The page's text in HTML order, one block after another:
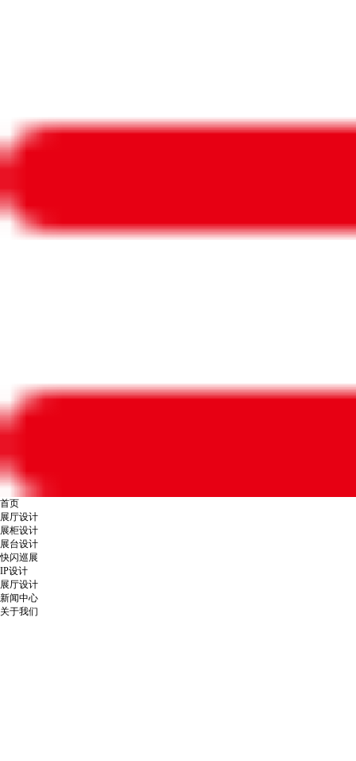
首页
展厅设计
展柜设计
展台设计
快闪巡展
IP设计
展厅设计
新闻中心
关于我们